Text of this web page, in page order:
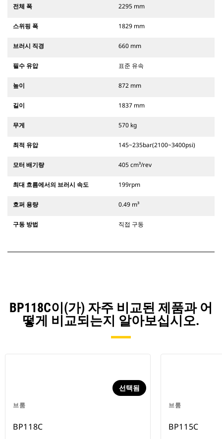
전체 폭 2295 mm
스위핑 폭 1829 mm
브러시 직경 660 mm
필수 유압 표준 유속
높이 872 mm
길이 1837 mm
무게 570 kg
최적 유압 145~235bar(2100~3400psi)
모터 배기량 405 cm³/rev
최대 흐름에서의 브러시 속도 199rpm
호퍼 용량 0.49 m³
구동 방법 직접 구동
BP118C이(가) 자주 비교된 제품과 어
떻게 비교되는지 알아보십시오.
브룸
선택됨
BP118C
브룸
BP115C